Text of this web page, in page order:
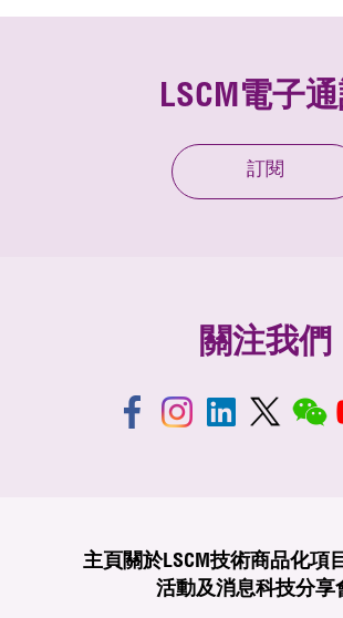
LSCM電子
訂閱
關注我們
主頁 關於LSCM技術商品化項
活動及消息科技分享